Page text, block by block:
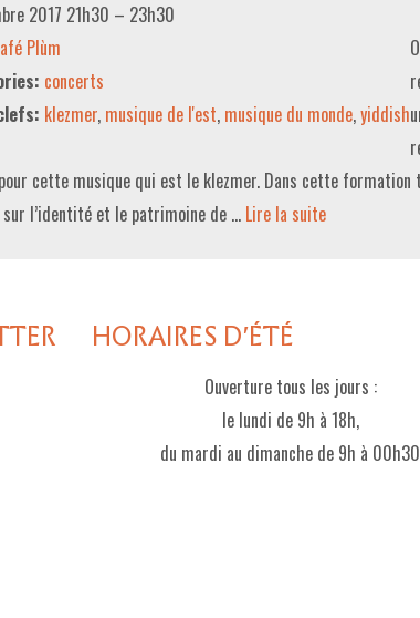
2017 21h30 – 23h30
Plùm
concerts
klezmer, musique de l'est, musique du monde,yiddish
cette musique qui est le klezmer. Dans cette
l’identité et le patrimoine de … Lire la suite­­
HORAIRES D'ÉTÉ
Ouverture tous les jours :
le lundi de 9h à 18h,
du mardi au dimanche de 9h à 00h30